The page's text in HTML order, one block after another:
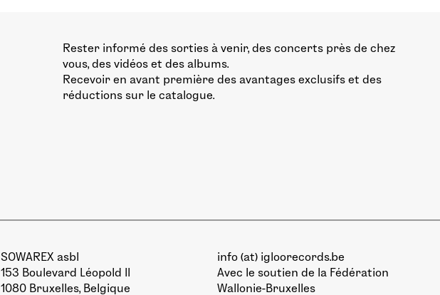
Rester informé des sorties à venir, des concerts près de chez
vous, des vidéos et des albums.
Recevoir en avant première des avantages exclusifs et des
réductions sur le catalogue.
SOWAREX asbl
153 Boulevard Léopold II
1080 Bruxelles, Belgique
info (at) igloorecords.be
Avec le soutien de la Fédération
Wallonie-Bruxelles